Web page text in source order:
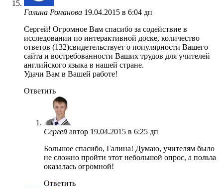
Галина Романова 19.04.2015 в 6:04 дп
Сергей! Огромное Вам спасибо за содействие в
исследовании по интерактивной доске, количество
ответов (132)свидетельствует о популярности Вашего
сайта и востребованности Ваших трудов для учителей
английского языка в нашей стране.
Удачи Вам в Вашей работе!
Ответить
Сергей автор 19.04.2015 в 6:25 дп
Большое спасибо, Галина! Думаю, учителям было
не сложно пройти этот небольшой опрос, а польза
оказалась огромной!
Ответить